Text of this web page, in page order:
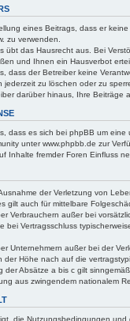
eines Beitrags, dass er
zu verwenden.
übt das Hausrecht aus. Bei
und Ihnen ein Hausverbot
dass der Betreiber keine
zu löschen oder zu
darüber hinaus, Ihre Beiträge
dass es sich bei phpBB um eine
unter www.phpbb.de zur
Inhalte fremder Foren Einfluss
der Verletzung von
gilt auch für mittelbare
Verbrauchern außer bei
bei Vertragsschluss
Unternehmern außer bei der
der Höhe nach auf die
der Absätze a bis c gilt
aus zwingendem nationalem
die Nutzungsbedingungen